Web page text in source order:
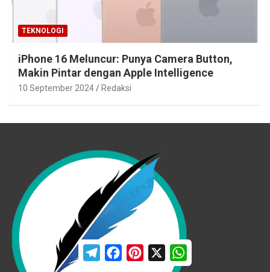
TEKNOLOGI
iPhone 16 Meluncur: Punya Camera Button,
Makin Pintar dengan Apple Intelligence
10 September 2024 Redaksi
T
P
X
a